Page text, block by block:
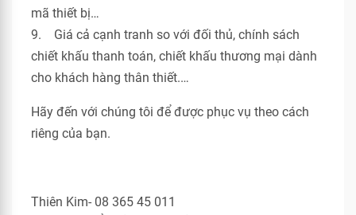
mã thiết bị…
9. Giá cả cạnh tranh so với đối thủ, chính sách
chiết khấu thanh toán, chiết khấu thương mại dành
cho khách hàng thân thiết.…
Hãy đến với chúng tôi để được phục vụ theo cách
riêng của bạn.
Thiên Kim- 08 365 45 011